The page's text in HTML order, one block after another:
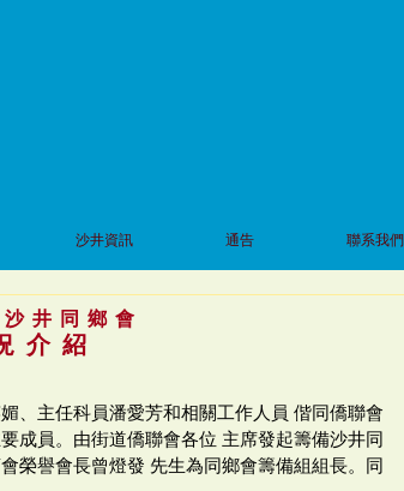
沙井資訊 通告 聯系我們
井同鄉會
介紹
、主任科員潘愛芳和相關工作人員 偕同僑聯會
成員。由街道僑聯會各位 主席發起籌備沙井同
榮譽會長曾燈發 先生為同鄉會籌備組組長。同